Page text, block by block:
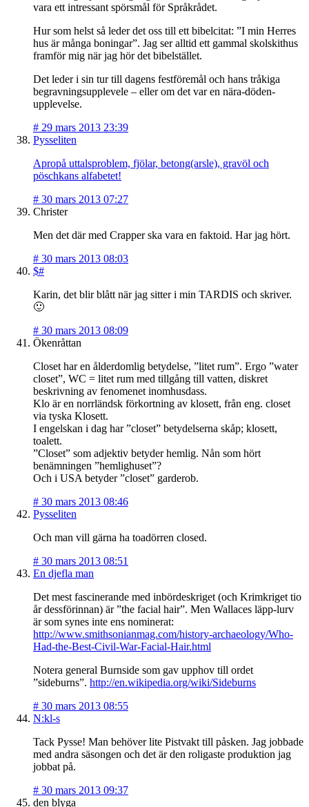
vara ett intressant spörsmål för Språkrådet.
Hur som helst så leder det oss till ett bibelcitat: ”I min Herres
hus är många boningar”. Jag ser alltid ett gammal skolskithus
framför mig när jag hör det bibelstället.
Det leder i sin tur till dagens festföremål och hans tråkiga
begravningsupplevele – eller om det var en nära-döden-
upplevelse.
# 29 mars 2013 23:39
Pysseliten
Apropå uttalsproblem, fjölar, betong(arsle), gravöl och
pöschkans alfabetet!
# 30 mars 2013 07:27
Christer
Men det där med Crapper ska vara en faktoid. Har jag hört.
# 30 mars 2013 08:03
$#
Karin, det blir blått när jag sitter i min TARDIS och skriver.
🙂
# 30 mars 2013 08:09
Ökenråttan
Closet har en ålderdomlig betydelse, ”litet rum”. Ergo ”water
closet”, WC = litet rum med tillgång till vatten, diskret
beskrivning av fenomenet inomhusdass.
Klo är en norrländsk förkortning av klosett, från eng. closet
via tyska Klosett.
I engelskan i dag har ”closet” betydelserna skåp; klosett,
toalett.
”Closet” som adjektiv betyder hemlig. Nån som hört
benämningen ”hemlighuset”?
Och i USA betyder ”closet” garderob.
# 30 mars 2013 08:46
Pysseliten
Och man vill gärna ha toadörren closed.
# 30 mars 2013 08:51
En djefla man
Det mest fascinerande med inbördeskriget (och Krimkriget tio
år dessförinnan) är ”the facial hair”. Men Wallaces läpp-lurv
är som synes inte ens nominerat:
http://www.smithsonianmag.com/history-archaeology/Who-
Had-the-Best-Civil-War-Facial-Hair.html
Notera general Burnside som gav upphov till ordet
”sideburns”. http://en.wikipedia.org/wiki/Sideburns
# 30 mars 2013 08:55
N:kl-s
Tack Pysse! Man behöver lite Pistvakt till påsken. Jag jobbade
med andra säsongen och det är den roligaste produktion jag
jobbat på.
# 30 mars 2013 09:37
den blyga